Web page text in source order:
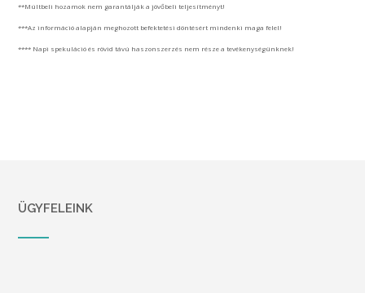
**Múltbeli hozamok nem garantálják a jövőbeli teljesítményt!
***Az információ alapján meghozott befektetési döntésért mindenki maga felel!
**** Napi spekuláció és rövid távú haszonszerzés nem része a tevékenységünknek!
ÜGYFELEINK